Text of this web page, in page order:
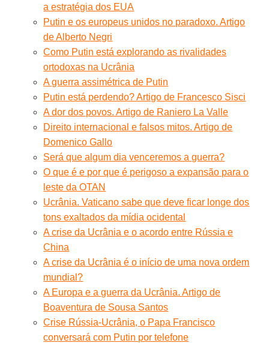
a estratégia dos EUA
Putin e os europeus unidos no paradoxo. Artigo
de Alberto Negri
Como Putin está explorando as rivalidades
ortodoxas na Ucrânia
A guerra assimétrica de Putin
Putin está perdendo? Artigo de Francesco Sisci
A dor dos povos. Artigo de Raniero La Valle
Direito internacional e falsos mitos. Artigo de
Domenico Gallo
Será que algum dia venceremos a guerra?
O que é e por que é perigoso a expansão para o
leste da OTAN
Ucrânia. Vaticano sabe que deve ficar longe dos
tons exaltados da mídia ocidental
A crise da Ucrânia e o acordo entre Rússia e
China
A crise da Ucrânia é o início de uma nova ordem
mundial?
A Europa e a guerra da Ucrânia. Artigo de
Boaventura de Sousa Santos
Crise Rússia-Ucrânia, o Papa Francisco
conversará com Putin por telefone